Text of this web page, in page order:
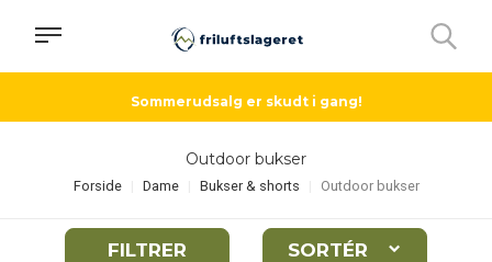
Sommerudsalg er skudt i gang!
Outdoor bukser
Forside Dame Bukser & shorts Outdoor bukser
FILTRER SORTÉR